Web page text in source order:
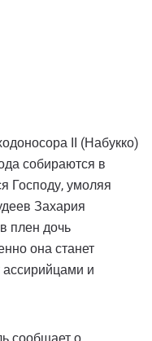
II (Набукко)
собираются в
Господу, умоляя
Захария
плен дочь
она станет
и